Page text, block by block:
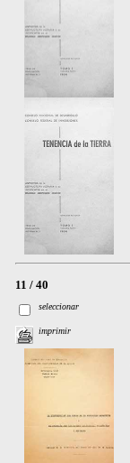
11 / 40
seleccionar
imprimir